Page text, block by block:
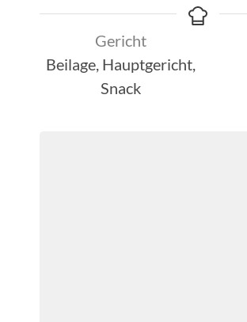
Gericht
Beilage, Hauptgericht,
Snack